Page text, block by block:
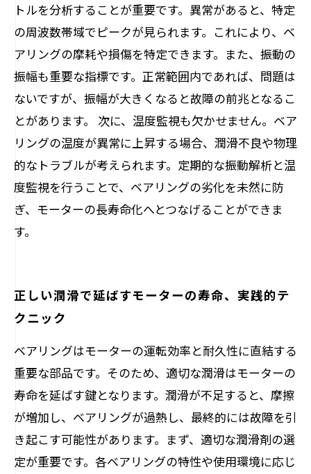
トルを分析することが重要です。異常があると、特定
の周波数帯域でピークが見られます。これにより、ベ
アリングの摩耗や損傷を特定できます。また、振動の
振幅も重要な指標です。正常範囲内であれば、問題は
ないですが、振幅が大きくなると故障の前兆となるこ
とがあります。 次に、温度監視も欠かせません。ベア
リングの温度が異常に上昇する場合、潤滑不良や物理
的なトラブルが考えられます。定期的な振動解析と温
度監視を行うことで、ベアリングの劣化を未然に防
ぎ、モーターの長寿命化へとつなげることができま
す。
正しい潤滑で延ばすモーターの寿命、実践的テ
クニック
ベアリングはモーターの運転効率と耐久性に直結する
重要な部品です。そのため、適切な潤滑はモーターの
寿命を延ばす鍵となります。潤滑が不足すると、摩擦
が増加し、ベアリングが過熱し、最終的には故障を引
き起こす可能性があります。まず、適切な潤滑剤の選
定が重要です。各ベアリングの特性や使用環境に応じ